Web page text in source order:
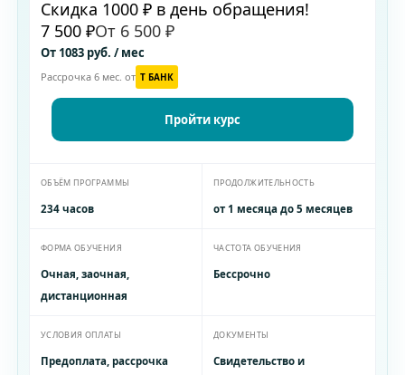
Скидка 1000 ₽ в день обращения!
7 500 ₽От 6 500 ₽
От 1083 руб. / мес
Рассрочка 6 мес. от T БАНК
Пройти курс
ОБЪЁМ ПРОГРАММЫ
234 часов
ПРОДОЛЖИТЕЛЬНОСТЬ
от 1 месяца до 5 месяцев
ФОРМА ОБУЧЕНИЯ
Очная, заочная,
дистанционная
ЧАСТОТА ОБУЧЕНИЯ
Бессрочно
УСЛОВИЯ ОПЛАТЫ
Предоплата, рассрочка
ДОКУМЕНТЫ
Свидетельство и